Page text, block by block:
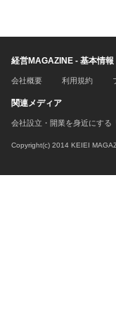
経営MAGAZINE - 基本情報
会社概要 利用規約
関連メディア
会社設立・開業を身近にする
Copyright(c) 2014 KEIEI